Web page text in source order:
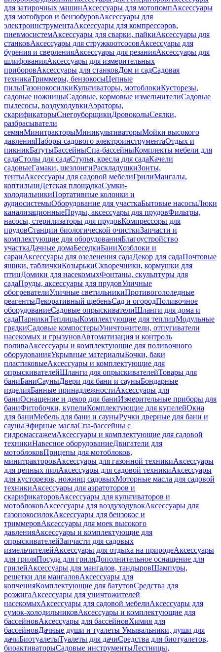
для затирочных машинАксессуары для мотопомпАксессуары
для мотобуров и бензобуровАксессуары для
электроинструментаАксессуары для компрессоров,
пневмосистемАксессуары для сварки, пайкиАксессуары для
станковАксессуары для стружкоотсосовАксессуары для
бурения и сверленияАксессуары для резанияАксессуары для
шлифованияАксессуары для измерительных
приборовАксессуары для станковДом и садСадовая
техникаТриммеры, бензокосыЦепные
пилыГазонокосилкиКультиваторы, мотоблокиКусторезы,
садовые ножницыСадовые, кормовые измельчителиСадовые
пылесосы, воздуходувкиАэраторы,
скарификаторыСнегоуборщикиДровоколыСеялки,
разбрасыватели
семянМинитракторыМиникультиваторыМойки высокого
давленияНаборы садового электроинструментаОтдых и
пикникБатутыБассейныСпа-бассейныКомплекты мебели для
садаСтолы для садаСтулья, кресла для садаКачели
садовыеГамаки, шезлонгиРаскладушкиЗонты,
тентыАксессуары для садовой мебелиГрилиМангалы,
коптильниДетская площадкаСумки-
холодильникиПортативные колонки и
аудиосистемыОборудование для участкаБытовые насосыЛюки
канализационныеПруды, аксессуары для прудовФильтры,
насосы, стерилизаторы для прудовКомпрессоры для
прудовСтанции биологической очисткиЗапчасти и
комплектующие для оборудованияБлагоустройство
участкаДачные домаБеседкиБаниХозблоки и
сараиАксессуары для озеленения садаДекор для садаПочтовые
ящики, табличкиКозырькиСкворечники, кормушки для
птицДомики для насекомыхФонтаны, скульптуры для
садаПруды, аксессуары для прудовУличные
обогревателиУличные светильникиПротивогололедные
реагентыДекоративный щебеньСад и огородПоливочное
оборудованиеСадовые опрыскивателиШланги для дома и
садаПарникиТеплицыКомплектующие для теплицМодульные
грядкиСадовые компостерыУничтожители, отпугиватели
насекомых и грызуновАвтоматизация и контроль
поливаАксессуары и комплектующие для поливочного
оборудованияУкрывные материалыБочки, баки
пластиковыеАксессуары и комплектующие для
опрыскивателейШланги для опрыскивателейТовары для
баниБаниСауныДвери для бани и сауныБондарные
изделияБанные принадлежностиАксессуары для
баниОснащение и декор для баниИзмерительные приборы для
баниФитобочки, купелиКомплектующие для купелейОкна
для баниМебель для бани и сауныРучки дверные для бани и
сауныЭфирные маслаСпа-бассейны с
гидромассажемАксессуары и комплектующие для садовой
техникиНавесное оборудованиеДвигатели для
мотоблоковПрицепы для мотоблоков,
минитракторовАксессуары для газонной техникиАксессуары
для цепных пилАксессуары для садовой техникиАксессуары
для кусторезов, ножниц садовыхМоторные масла для садовой
техникиАксессуары для аэратоторов и
скарификаторовАксессуары для культиваторов и
мотоблоковАксессуары для воздуходувокАксессуары для
газонокосилокАксессуары для бензокос и
триммеровАксессуары для моек высокого
давленияАксессуары и комплектующие для
опрыскивателейЗапчасти для садовых
измельчителейАксессуары для отдыха на природеАксессуары
для гриляПосуда для гриляДополнительное оснащение для
грилейАксессуары для мангалов, тандыровШампуры,
решетки для мангаловАксессуары для
копченияКомплектующие для батутовСредства для
розжигаАксессуары для уничтожителей
насекомыхАксессуары для садовой мебелиАксессуары для
сумок-холодильниковАксессуары и комплектующие для
бассейновАксессуары для бассейновХимия для
бассейновДачные души и туалеты Умывальники, души для
дачиБиотуалетыТуалеты для дачиСредства для биотуалетов,
биоактиваторыСадовые инструментыЛестницы,